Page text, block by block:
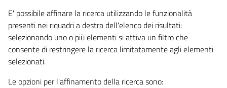
E' possibile affinare la ricerca utilizzando le funzionalità
presenti nei riquadri a destra dell'elenco dei risultati:
selezionando uno o più elementi si attiva un filtro che
consente di restringere la ricerca limitatamente agli elementi
selezionati.
Le opzioni per l'affinamento della ricerca sono: